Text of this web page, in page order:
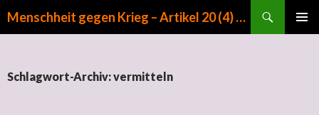
Menschheit gegen Krieg – Artikel 20 (4) GG
Schlagwort-Archiv: vermitteln